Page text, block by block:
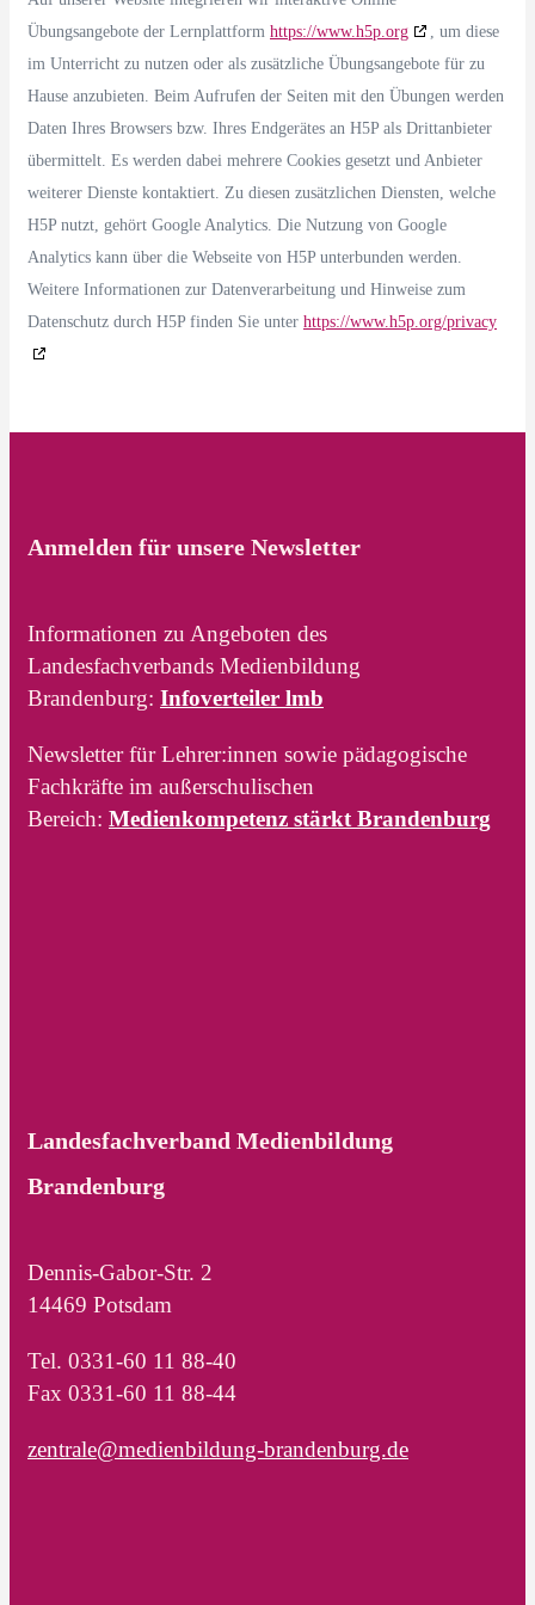
Übungsangebote der Lernplattform https://www.h5p.org
, um diese
im Unterricht zu nutzen oder als zusätzliche Übungsangebote für zu
Hause anzubieten. Beim Aufrufen der Seiten mit den Übungen werden
Daten Ihres Browsers bzw. Ihres Endgerätes an H5P als Drittanbieter
übermittelt. Es werden dabei mehrere Cookies gesetzt und Anbieter
weiterer Dienste kontaktiert. Zu diesen zusätzlichen Diensten, welche
H5P nutzt, gehört Google Analytics. Die Nutzung von Google
Analytics kann über die Webseite von H5P unterbunden werden.
Weitere Informationen zur Datenverarbeitung und Hinweise zum
Datenschutz durch H5P finden Sie unter https://www.h5p.org/privacy
Anmelden für unsere Newsletter
Informationen zu Angeboten des
Landesfachverbands Medienbildung
Brandenburg: Infoverteiler lmb
Newsletter für Lehrer:innen sowie pädagogische
Fachkräfte im außerschulischen
Bereich: Medienkompetenz stärkt Brandenburg
Landesfachverband Medienbildung
Brandenburg
Dennis-Gabor-Str. 2
14469 Potsdam
Tel. 0331-60 11 88-40
Fax 0331-60 11 88-44
zentrale@medienbildung-brandenburg.de